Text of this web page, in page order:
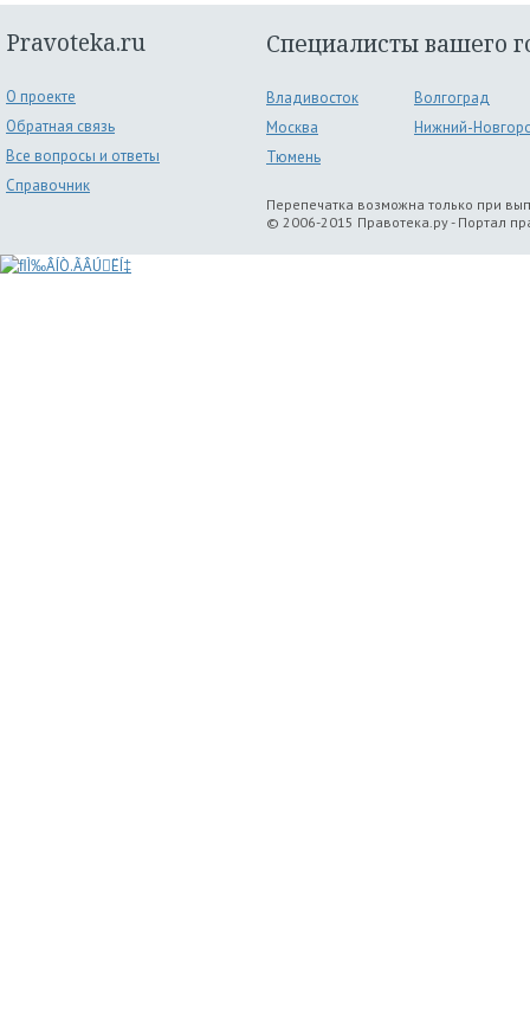
Pravoteka.ru
О проекте
Обратная связь
Все вопросы и ответы
Справочник
Специалисты вашего
Владивосток
Волгоград
Москва
Нижний-
Тюмень
Перепечатка возможна только при
© 2006-2015 Правотека.ру - Портал